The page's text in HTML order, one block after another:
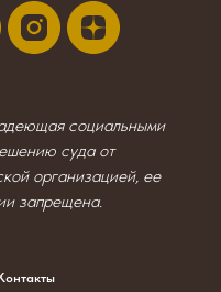
социальными
суда от
организацией, ее
запрещена.